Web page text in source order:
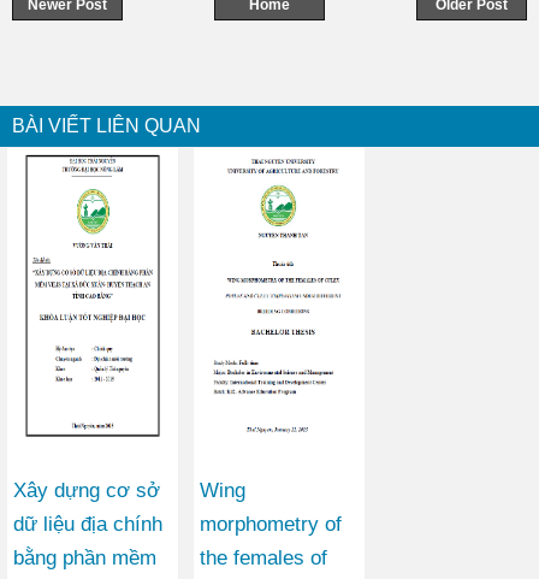
Newer Post Older Post
Home
BÀI VIẾT LIÊN QUAN
Xây dựng cơ sở
dữ liệu địa chính
bằng phần mềm
Wing
morphometry of
the females of